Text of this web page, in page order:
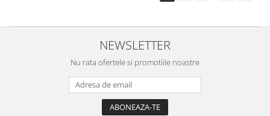
NEWSLETTER
Nu rata ofertele si promotiile noastre